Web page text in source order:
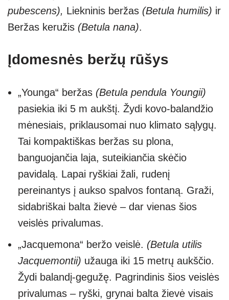
pubescens), Liekninis beržas (Betula humilis) ir
Beržas keružis (Betula nana).
Įdomesnės beržų rūšys
„Younga“ beržas (Betula pendula Youngii)
pasiekia iki 5 m aukštį. Žydi kovo-balandžio
mėnesiais, priklausomai nuo klimato sąlygų.
Tai kompaktiškas beržas su plona,
banguojančia laja, suteikiančia skėčio
pavidalą. Lapai ryškiai žali, rudenį
pereinantys į aukso spalvos fontaną. Graži,
sidabriškai balta žievė – dar vienas šios
veislės privalumas.
„Jacquemona“ beržo veislė. (Betula utilis
Jacquemontii) užauga iki 15 metrų aukščio.
Žydi balandį-gegužę. Pagrindinis šios veislės
privalumas – ryški, grynai balta žievė visais